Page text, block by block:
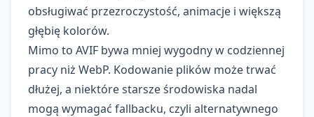
obsługiwać przezroczystość, animacje i większą
głębię kolorów.
Mimo to AVIF bywa mniej wygodny w codziennej
pracy niż WebP. Kodowanie plików może trwać
dłużej, a niektóre starsze środowiska nadal
mogą wymagać fallbacku, czyli alternatywnego